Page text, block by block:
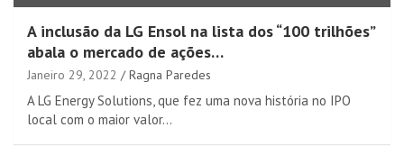
A inclusão da LG Ensol na lista dos “100 trilhões”
abala o mercado de ações…
Janeiro 29, 2022 Ragna Paredes
A LG Energy Solutions, que fez uma nova história no IPO
local com o maior valor…